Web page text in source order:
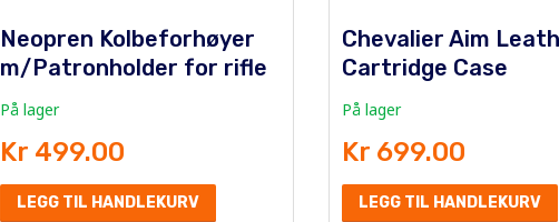
Neopren Kolbeforhøyer
m/Patronholder for rifle
På lager
Kr 499.00
LEGG TIL HANDLEKURV
Chevalier Aim
Cartridge Case
På lager
Kr 699.00
LEGG TIL HANDLEKURV